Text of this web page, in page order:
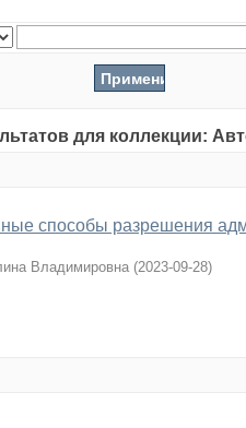
для коллекции:
способы разрешения
Владимировна (2023-09-28)